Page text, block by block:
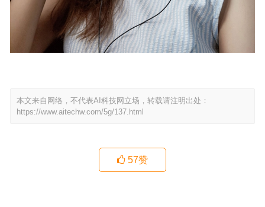
本文来自网络，不代表AI科技网立场，转载请注明出处：
https://www.aitechw.com/5g/137.html
57赞